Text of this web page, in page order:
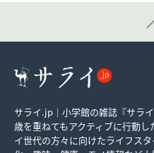
サライ.jp｜小学館の雑誌『サライ
歳を重ねてもアクティブに行動
イ世代の方々に向けたライフス